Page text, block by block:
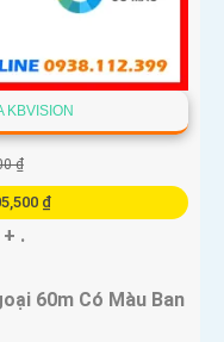
KBVISION
₫
₫
.
60m Có Màu Ban